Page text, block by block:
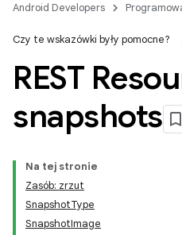
Android Developers
Czy te wskazówki były pomocne?
REST
snapshots
Na tej stronie
Zasób: zrzut
SnapshotType
SnapshotImage